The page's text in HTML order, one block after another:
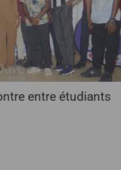
entre étudiants